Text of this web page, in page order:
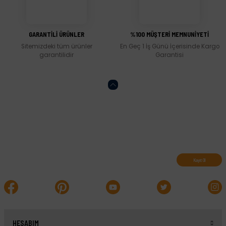
GARANTİLİ ÜRÜNLER
Sitemizdeki tüm ürünler
garantilidir
%100 MÜŞTERİ MEMNUNİYETİ
En Geç 1 İş Günü İçerisinde Kargo
Garantisi
Kayıt Ol
HESABIM